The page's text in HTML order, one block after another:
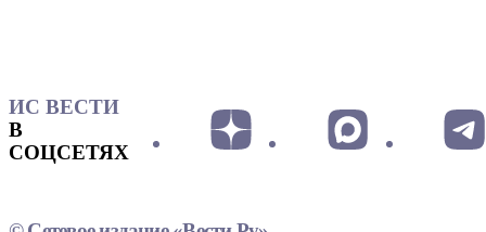
ИС ВЕСТИ
В
СОЦСЕТЯХ